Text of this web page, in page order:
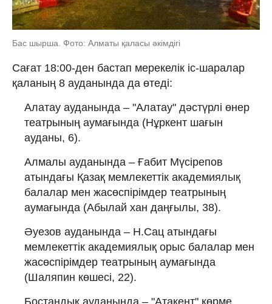
Бас шырша. Фото: Алматы қаласы әкімдігі
Сағат 18:00-ден бастап мерекелік іс-шаралар
қаланың 8 ауданында да өтеді:
Алатау ауданында – "Алатау" дәстүрлі өнер
театрының аумағында (Нұркент шағын
ауданы, 6).
Алмалы ауданында – Ғабит Мүсірепов
атындағы Қазақ мемлекеттік академиялық
балалар мен жасөспірімдер театрының
аумағында (Абылай хан даңғылы, 38).
Әуезов ауданында – Н.Сац атындағы
мемлекеттік академиялық орыс балалар мен
жасөспірімдер театрының аумағында
(Шаляпин көшесі, 22).
Бостандық ауданында – "Атакент" көрме